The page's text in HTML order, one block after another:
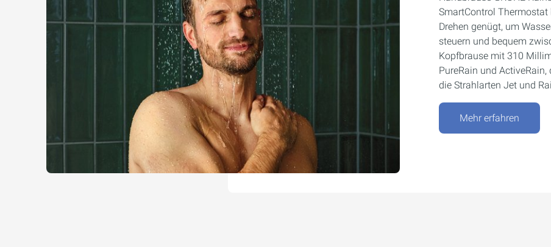
SmartControl
Drehen genügt, um
steuern und bequem
Kopfbrause mit 310
PureRain und
die Strahlarten Jet und
Mehr erfahren